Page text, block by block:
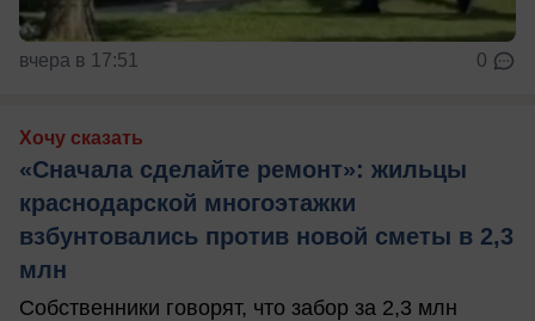
вчера в 17:51 0
Хочу сказать
«Сначала сделайте ремонт»: жильцы
краснодарской многоэтажки
взбунтовались против новой сметы в 2,3
млн
Собственники говорят, что забор за 2,3 млн